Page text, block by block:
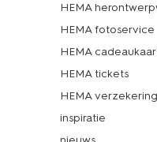
HEMA
HEMA fotoservice
HEMA
HEMA tickets
HEMA
inspiratie